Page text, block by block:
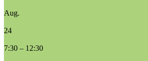
Aug.
24
7:30 – 12:30